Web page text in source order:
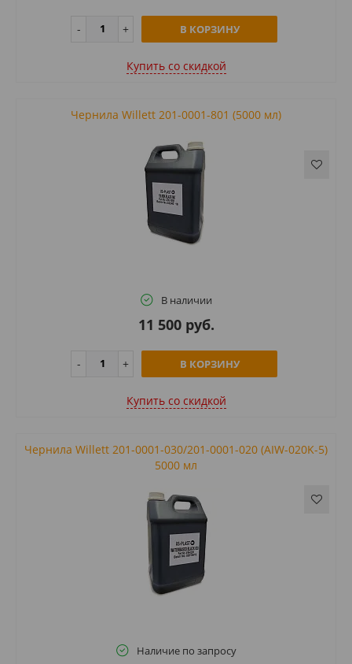
В КОРЗИНУ
Купить cо скидкой
Чернила Willett 201-0001-801 (5000 мл)
В наличии
11 500 руб.
В КОРЗИНУ
Купить cо скидкой
Чернила Willett 201-0001-030/201-0001-020 (AIW-020K-5)
5000 мл
Наличие по запросу